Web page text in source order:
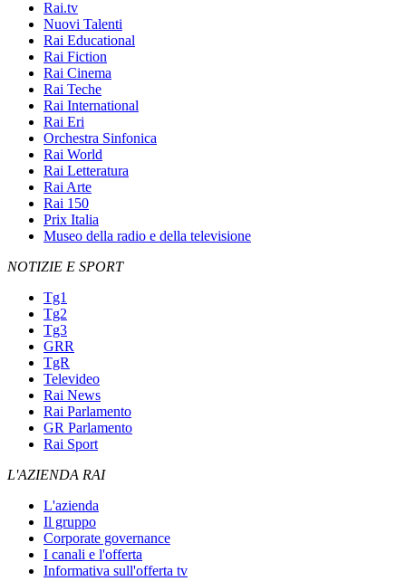
Rai.tv
Nuovi Talenti
Rai Educational
Rai Fiction
Rai Cinema
Rai Teche
Rai International
Rai Eri
Orchestra Sinfonica
Rai World
Rai Letteratura
Rai Arte
Rai 150
Prix Italia
Museo della radio e della televisione
NOTIZIE E SPORT
Tg1
Tg2
Tg3
GRR
TgR
Televideo
Rai News
Rai Parlamento
GR Parlamento
Rai Sport
L'AZIENDA RAI
L'azienda
Il gruppo
Corporate governance
I canali e l'offerta
Informativa sull'offerta tv